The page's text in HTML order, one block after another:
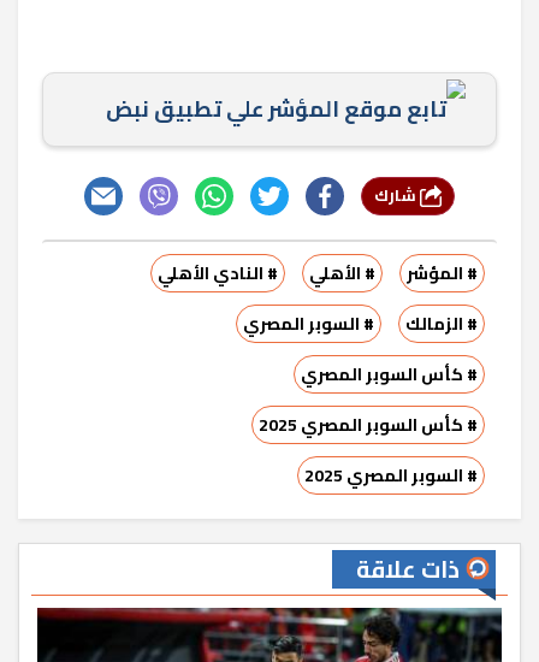
تابع موقع المؤشر علي تطبيق نبض
# المؤشر # الأهلي
# النادي الأهلي
# الزمالك
# السوبر المصري
# كأس السوبر المصري
# كأس السوبر المصري 2025
# السوبر المصري 2025
ذات علاقة